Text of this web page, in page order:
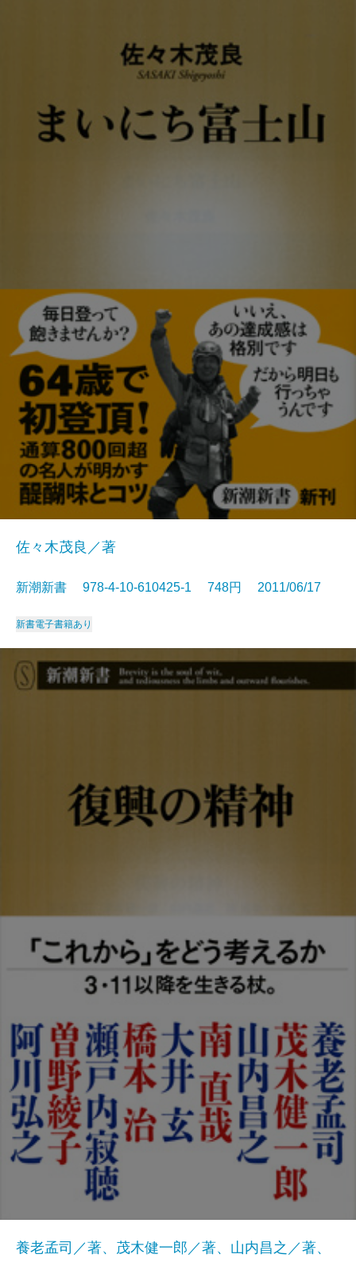
佐々木茂良／著
新潮新書 978-4-10-610425-1 748円 2011/06/17
新書電子書籍あり
養老孟司／著、茂木健一郎／著、山内昌之／著、